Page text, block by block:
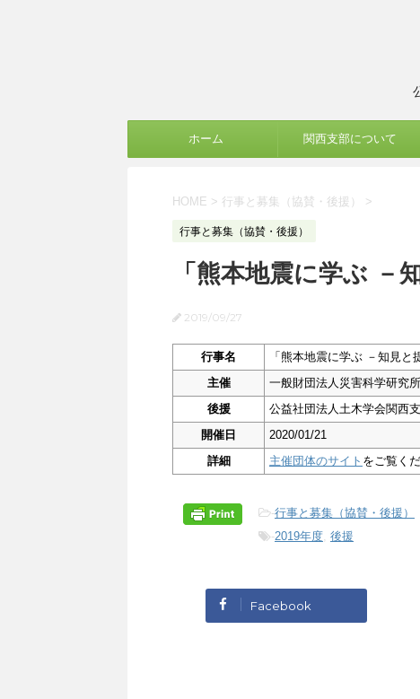
ホーム 関西支部について
HOME > 行事と募集（協賛・後援） >
行事と募集（協賛・後援）
「熊本地震に学ぶ －
2019/09/27
行事名
「熊本地震に学ぶ －知見と
主催
一般財団法人災害科学研究所
後援
公益社団法人土木学会関西
開催日
2020/01/21
詳細
主催団体のサイト をご覧くだ
-行事と募集（協賛・後援）
-2019年度, 後援
Facebook